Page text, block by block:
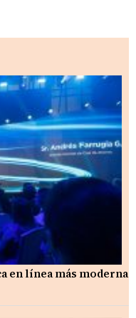
en línea más moderna